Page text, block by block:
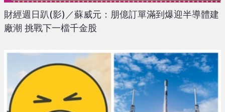
財經週日趴(影)／蘇威元：朋億訂單滿到爆迎半導體建
廠潮 挑戰下一檔千金股